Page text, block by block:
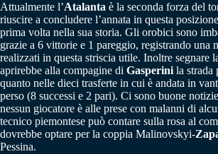
Attualmente l’Atalanta è la seconda forza del
riuscire a concludere l’annata in questa
prima volta nella sua storia. Gli orobici sono
grazie a 6 vittorie e 1 pareggio, registrando una
realizzati in questa striscia utile. Inoltre segnare
aprirebbe alla compagine di Gasperini la strada
quanto nelle dieci trasferte in cui è andata in
perso (8 successi e 2 pari). Ci sono buone
nessun giocatore è alle prese con malanni di
tecnico piemontese può contare sulla rosa al
dovrebbe optare per la coppia Malinovskyi-
Pessina.